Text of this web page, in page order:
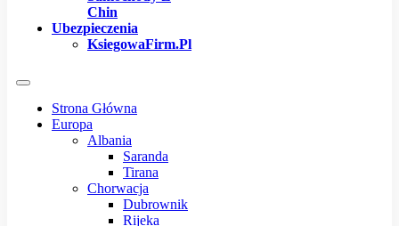
Chin
Ubezpieczenia
KsiegowaFirm.pl
Strona Główna
Europa
Albania
Saranda
Tirana
Chorwacja
Dubrownik
Rijeka